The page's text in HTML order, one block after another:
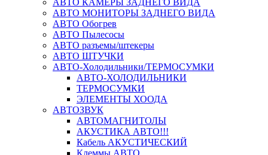
АВТО КАМЕРЫ ЗАДНЕГО ВИДА
АВТО МОНИТОРЫ ЗАДНЕГО ВИДА
АВТО Обогрев
АВТО Пылесосы
АВТО разъемы/штекеры
АВТО ШТУЧКИ
АВТО-Холодильники/ТЕРМОСУМКИ
АВТО-ХОЛОДИЛЬНИКИ
ТЕРМОСУМКИ
ЭЛЕМЕНТЫ ХООДА
АВТОЗВУК
АВТОМАГНИТОЛЫ
АКУСТИКА АВТО!!!
Кабель АКУСТИЧЕСКИЙ
Клеммы АВТО